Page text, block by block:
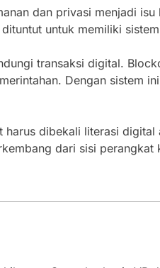
dan privasi menjadi
untuk memiliki
transaksi digital.
Dengan sistem
dibekali literasi
dari sisi